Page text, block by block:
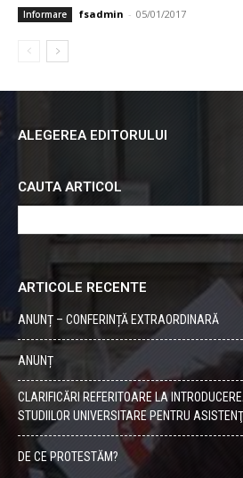
Informare fsadmin - 05/01/2017
ALEGEREA EDITORULUI
CAUTA ARTICOL
ARTICOLE RECENTE
ANUNȚ – CONFERINȚĂ EXTRAORDINARĂ
ANUNȚ
CLARIFICĂRI REFERITOARE LA
STUDIILOR UNIVERSITARE PENTRU
DE CE PROTESTĂM?